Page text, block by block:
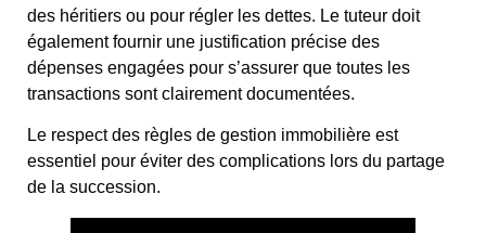
des héritiers ou pour régler les dettes. Le tuteur doit
également fournir une justification précise des
dépenses engagées pour s’assurer que toutes les
transactions sont clairement documentées.
Le respect des règles de gestion immobilière est
essentiel pour éviter des complications lors du partage
de la succession.